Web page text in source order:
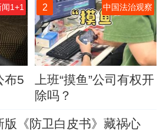
闻1+1
布5
2 中国法治观察
上班“摸鱼”公司有权开
除吗？
版《防卫白皮书》藏祸心